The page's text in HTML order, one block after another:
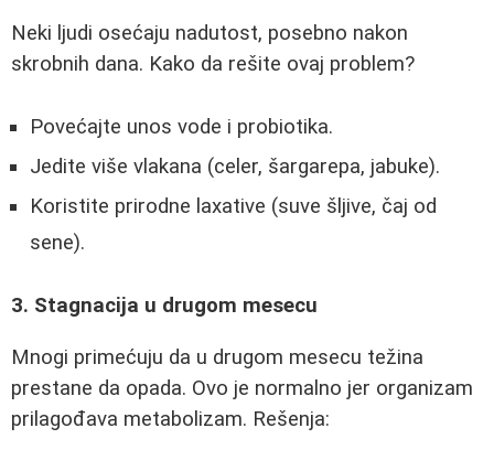
Neki ljudi osećaju nadutost, posebno nakon
skrobnih dana. Kako da rešite ovaj problem?
Povećajte unos vode i probiotika.
Jedite više vlakana (celer, šargarepa, jabuke).
Koristite prirodne laxative (suve šljive, čaj od
sene).
3. Stagnacija u drugom mesecu
Mnogi primećuju da u drugom mesecu težina
prestane da opada. Ovo je normalno jer organizam
prilagođava metabolizam. Rešenja: